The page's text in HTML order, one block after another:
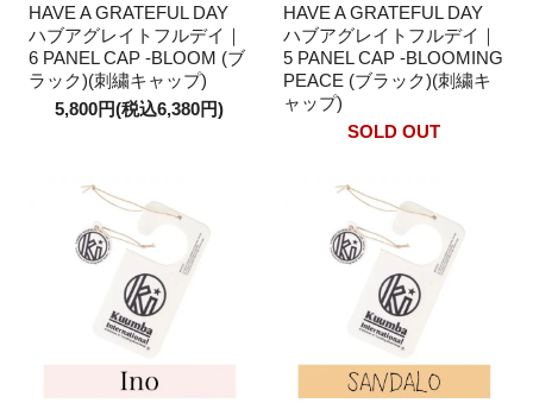
HAVE A GRATEFUL DAY
ハブアグレイトフルデイ｜
6 PANEL CAP -BLOOM (ブ
ラック)(刺繍キャップ)
5,800円(税込6,380円)
HAVE A GRATEFUL DAY
ハブアグレイトフルデイ｜
5 PANEL CAP -BLOOMING
PEACE (ブラック)(刺繍キ
ャップ)
SOLD OUT